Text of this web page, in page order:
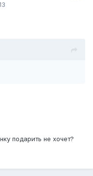
подарить не хочет?